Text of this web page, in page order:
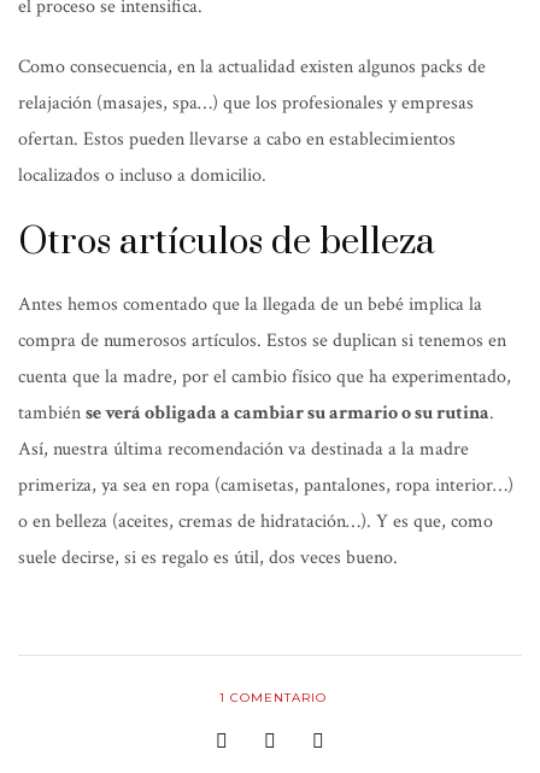
el proceso se intensifica.
Como consecuencia, en la actualidad existen algunos packs de
relajación (masajes, spa…) que los profesionales y empresas
ofertan. Estos pueden llevarse a cabo en establecimientos
localizados o incluso a domicilio.
Otros artículos de belleza
Antes hemos comentado que la llegada de un bebé implica la
compra de numerosos artículos. Estos se duplican si tenemos en
cuenta que la madre, por el cambio físico que ha experimentado,
tambiénse verá obligada a cambiar su armario o su rutina.
Así, nuestra última recomendación va destinada a la madre
primeriza, ya sea en ropa (camisetas, pantalones, ropa interior…)
o en belleza (aceites, cremas de hidratación…). Y es que, como
suele decirse, si es regalo es útil, dos veces bueno.
1 COMENTARIO